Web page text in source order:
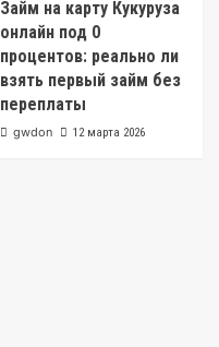
Займ на карту Кукуруза
онлайн под 0
процентов: реально ли
взять первый займ без
переплаты
gwdon
12 марта 2026